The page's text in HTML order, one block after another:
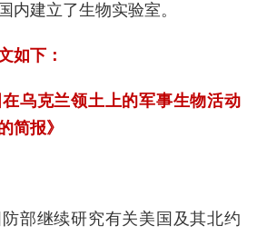
内建立了生物实验室。
如下：
在乌克兰领土上的军事生物活动
简报》
继续研究有关美国及其北约